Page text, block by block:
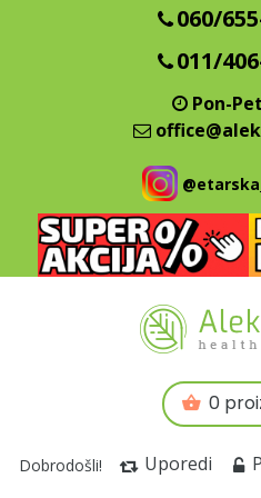
060/
011/
Pon-
0
Dobrodošli! Uporedi